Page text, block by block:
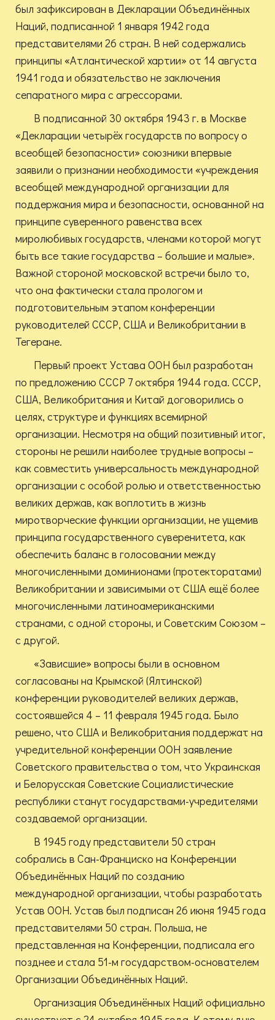
был зафиксирован в Декларации Объединённых
Наций, подписанной 1 января 1942 года
представителями 26 стран. В ней содержались
принципы «Атлантической хартии» от 14 августа
1941 года и обязательство не заключения
сепаратного мира с агрессорами.
В подписанной 30 октября 1943 г. в Москве
«Декларации четырёх государств по вопросу о
всеобщей безопасности» союзники впервые
заявили о признании необходимости «учреждения
всеобщей международной организации для
поддержания мира и безопасности, основанной на
принципе суверенного равенства всех
миролюбивых государств, членами которой могут
быть все такие государства – большие и малые».
Важной стороной московской встречи было то,
что она фактически стала прологом и
подготовительным этапом конференции
руководителей СССР, США и Великобритании в
Тегеране.
Первый проект Устава ООН был разработан
по предложению СССР 7 октября 1944 года. СССР,
США, Великобритания и Китай договорились о
целях, структуре и функциях всемирной
организации. Несмотря на общий позитивный итог,
стороны не решили наиболее трудные вопросы –
как совместить универсальность международной
организации с особой ролью и ответственностью
великих держав, как воплотить в жизнь
миротворческие функции организации, не ущемив
принципа государственного суверенитета, как
обеспечить баланс в голосовании между
многочисленными доминионами (протекторатами)
Великобритании и зависимыми от США ещё более
многочисленными латиноамериканскими
странами, с одной стороны, и Советским Союзом –
с другой.
«Зависшие» вопросы были в основном
согласованы на Крымской (Ялтинской)
конференции руководителей великих держав,
состоявшейся 4 – 11 февраля 1945 года. Было
решено, что США и Великобритания поддержат на
учредительной конференции ООН заявление
Советского правительства о том, что Украинская
и Белорусская Советские Социалистические
республики станут государствами-учредителями
создаваемой организации.
В 1945 году представители 50 стран
собрались в Сан-Франциско на Конференции
Объединённых Наций по созданию
международной организации, чтобы разработать
Устав ООН. Устав был подписан 26 июня 1945 года
представителями 50 стран. Польша, не
представленная на Конференции, подписала его
позднее и стала 51-м государством-основателем
Организации Объединённых Наций.
Организация Объединённых Наций официально